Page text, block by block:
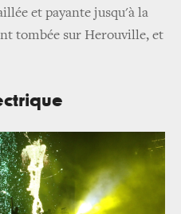
et payante jusqu'à la
tombée sur Herouville, et